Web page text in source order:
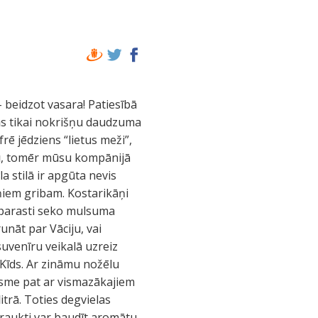
mums noplēš 9 dolārus gabalā, bet pilsēta ir pārāk tālu, lai brauktu meklēt ko lētāku. Lieki piebilst, ka, tikko esam samaksājuši par plēvēm, lietus pārstāj un turpmāk mūs netraucē līdz pat ceļojuma beigām. Kaut gan joprojām ir miglains, pastaiga pa piekaramajiem tiltiem pāri tropu meža galotnēm manāmi uzlabo garastāvokli, un esam gatavi nākamajam piedzīvojumam – Arenal nacionālā parka teritorijā atrast mūsu viesnīcu ar romantisku nosaukumu “Linda Vista del Norte”. Lai nokļūtu rezervētajā viesnīcā, nākas astoņus kilometrus kratīties pa ceļu, kas sastāv tikai un vienīgi no dažādu izmēru un dziļuma bedrēm. Ja kādā vietā nav bedru, tad ir futbolbumbas lieluma akmeņi. Galā tomēr atrodam pieklājīgu viesnīcu, kas patiešām piedāvā reklāmās sasolīto skatu no numura loga uz vulkānu. Pareizāk sakot – uz vietu, kur vajadzētu būt vulkānam. Mākoņi joprojām nav izklīduši. Pēc pāris minūšu bezcerīgas blenšanas pa logu saprotam, ka jādara kaut kas prātīgs. Pavaicājam personālam – o, jā, atrakciju tuvienē ir ka biezs! Sākot ar kvadraciklu izbraucieniem un nakts ekskursiju pa nacionālo parku, beidzot ar “Sky Ride” – iespēju virvēs iekārtiem šūpoties pa koku galotnēm. Miglainajai pēcpusdienai tomēr izvēlamies karstos avotus. Pēc astoņiem kilometriem pa to pašu līdz smadzeņu satricinājumam bedraino ceļu + pāris kilometriem pa asfaltu nonākam pie karstajiem avotiem. Ieejas ir divas. Autostāvietas sargs, pamanījis mūsu vilcināšanos, laipni paskaidro, ka pa labi esot dārgākie avoti – ar slēdzamiem skapīšiem, dvieļu nomu un peldošo bāru. Savukārt pa kreisi - “vietējo” variants: bez skapīšiem, dvielīšiem un peldošā bāra un tikai ar vienu restorānu. Izvēlamies vietējo variantu, kas cenas ziņā divas reizes atšķiras no tūristu varianta (attiecīgi 17 vai 35 dolāri par personu). Karstie avoti izrādās lieliski. Ir kādi septiņi vai astoņi baseini ar dažādu temperatūru ūdeņiem, ūdenskritumiem, kas piedāvā ne vien izmasēt muguru, bet arī noraut peldkostīmu, un jautru vietējo publiku, galvenokārt daudzskaitlīgām ģimenēm. Savu izvēli par labu lētākajam variantam nenožēlojam nevienu brīdi, ja nu vienīgi to, ka līdzi nav mednieku desiņu un Užavas alus. Atpūtas komplekss